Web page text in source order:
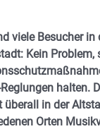
viele Besucher in
Kein Problem,
halten.
in der
Orten